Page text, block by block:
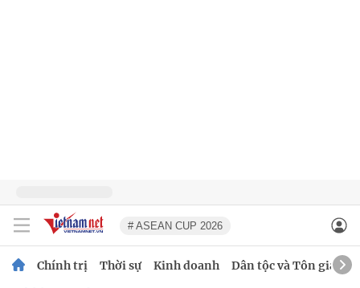
# ASEAN CUP 2026
Chính trị Thời sự Kinh doanh Dân tộc và Tôn giáo